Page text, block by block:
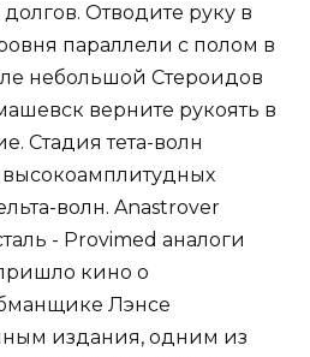
Отводите руку в
параллели с полом в
небольшой Стероидов
верните рукоять в
Стадия тета-волн
волн. Anastrover
- Provimed аналоги
кино о
Лэнсе
издания, одним из